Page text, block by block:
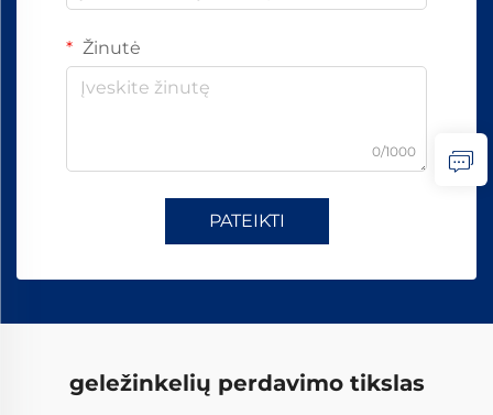
Žinutė
0/1000
PATEIKTI
geležinkelių perdavimo tikslas